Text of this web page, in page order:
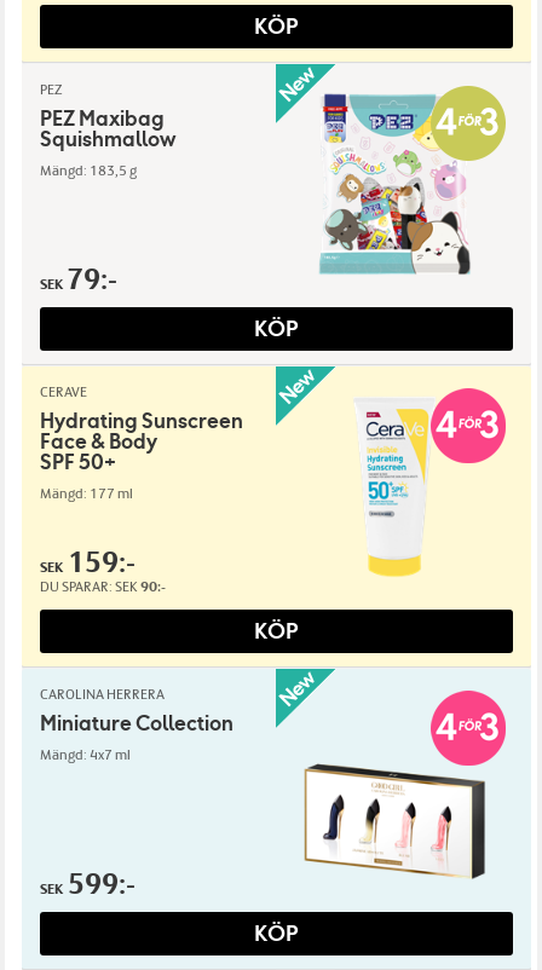
KÖP
PEZ
PEZ Maxibag
Squishmallow
Mängd: 183,5 g
SEK 79:-
KÖP
CERAVE
Hydrating Sunscreen
Face & Body
SPF 50+
Mängd: 177 ml
SEK 159:-
DU SPARAR: SEK 90:-
KÖP
CAROLINA HERRERA
Miniature Collection
Mängd: 4x7 ml
SEK 599:-
KÖP